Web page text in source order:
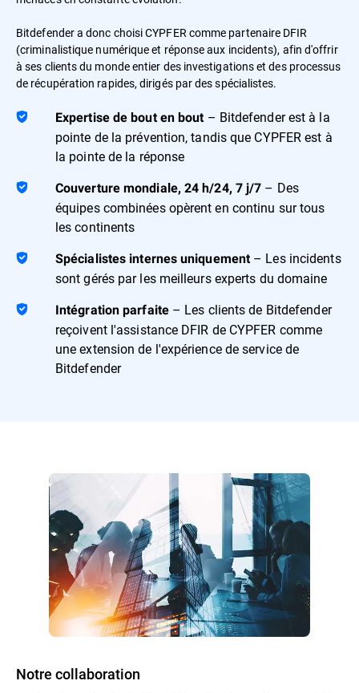
Bitdefender a donc choisi CYPFER comme partenaire DFIR
(criminalistique numérique et réponse aux incidents), afin d'offrir
à ses clients du monde entier des investigations et des processus
de récupération rapides, dirigés par des spécialistes.
Expertise de bout en bout– Bitdefender est à la
pointe de la prévention, tandis que CYPFER est à
la pointe de la réponse
Couverture mondiale, 24 h/24, 7 j/7 – Des
équipes combinées opèrent en continu sur tous
les continents
Spécialistes internes uniquement– Les incidents
sont gérés par les meilleurs experts du domaine
Intégration parfaite– Les clients de Bitdefender
reçoivent l'assistance DFIR de CYPFER comme
une extension de l'expérience de service de
Bitdefender
Notre collaboration